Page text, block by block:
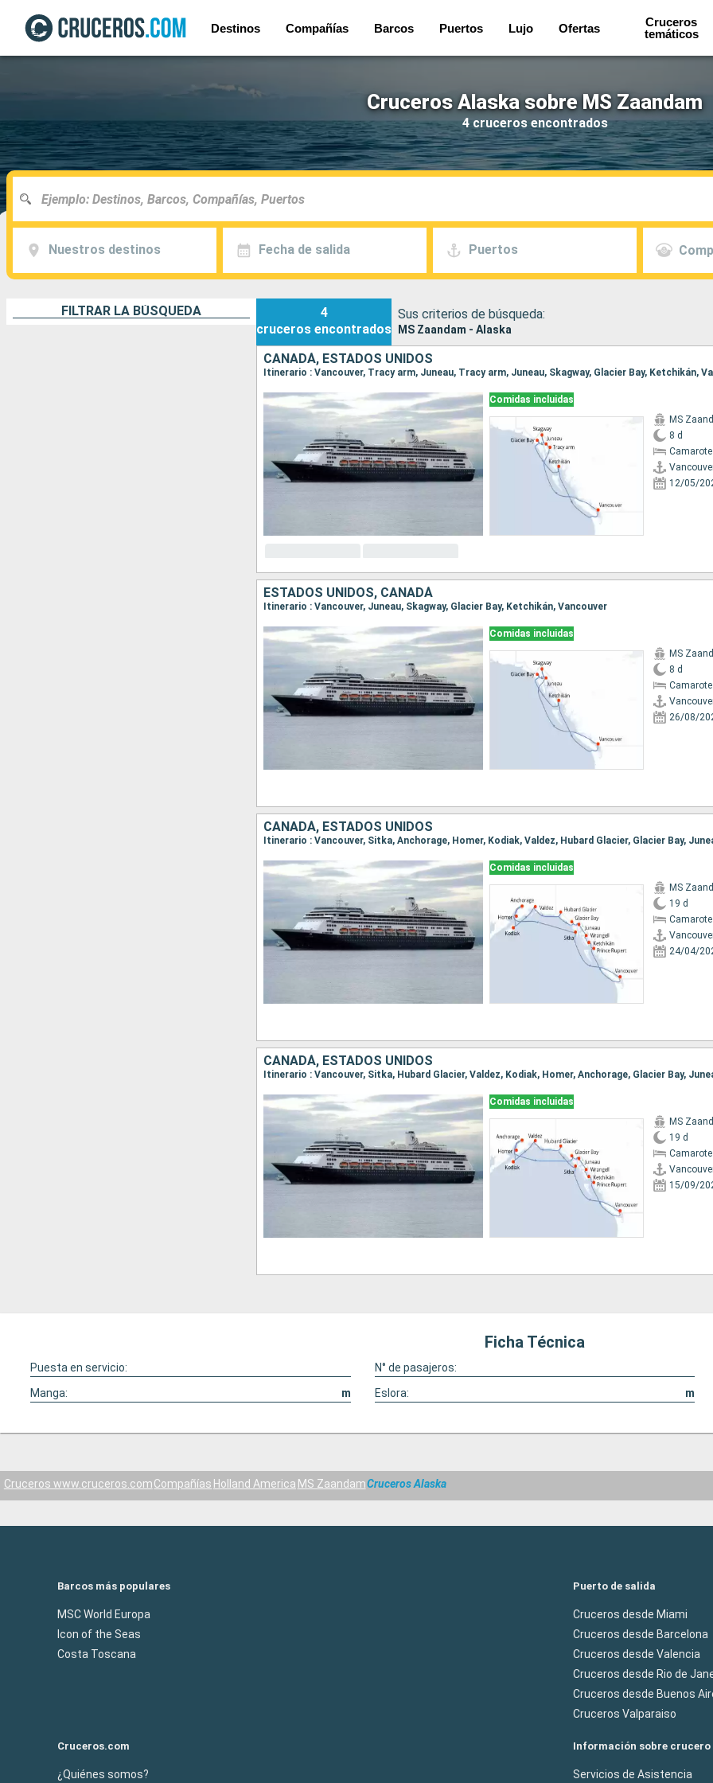
Destinos Compañías Barcos Puertos Lujo Ofertas
Cruceros
temáticos
Cruceros Alaska sobre MS Zaandam
4 cruceros encontrados
Nuestros destinos Fecha de salida Puertos
FILTRAR LA BÚSQUEDA
4
cruceros encontrados
Sus criterios de búsqueda:
MS Zaandam - Alaska
CANADÁ, ESTADOS UNIDOS
Itinerario : Vancouver, Tracy arm, Juneau, Tracy arm, Juneau, Skagway, Glacier Bay, Ketchikán,
Comidas incluidas
MS
8 d
12/05/
ESTADOS UNIDOS, CANADÁ
Itinerario : Vancouver, Juneau, Skagway, Glacier Bay, Ketchikán, Vancouver
Comidas incluidas
MS
8 d
26/08/
CANADÁ, ESTADOS UNIDOS
Comidas incluidas
MS
19 d
24/04/
CANADÁ, ESTADOS UNIDOS
Comidas incluidas
MS
19 d
15/09/
Ficha Técnica
Puesta en servicio:
N° de pasajeros:
Manga:
m Eslora: m
Cruceros www.cruceros.comCompañías Holland America MS ZaandamCruceros Alaska
Barcos más populares
MSC World Europa
Icon of the Seas
Costa Toscana
Puerto de salida
Cruceros desde Miami
Cruceros desde Barcelona
Cruceros desde Valencia
Cruceros desde Rio de
Cruceros desde Buenos
Cruceros Valparaiso
Cruceros.com
¿Quiénes somos?
Información sobre crucero
Servicios de Asistencia